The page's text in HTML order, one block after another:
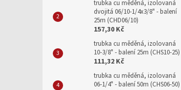
trubka cu měděná, izolovaná
dvojitá 06/10-1/4x3/8" - balení
25m (CHD06/10)
157,30 Kč
trubka cu měděná, izolovaná
10-3/8" - balení 25m (CHS10-25)
111,32 Kč
trubka cu měděná, izolovaná
06-1/4" - balení 50m (CHS06-50)